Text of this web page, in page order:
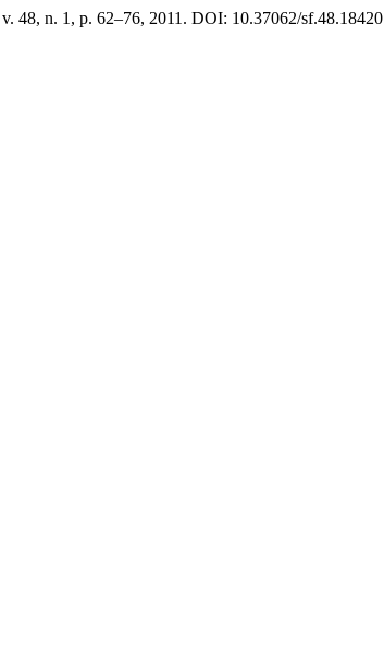
v. 48, n. 1, p. 62–76, 2011. DOI: 10.37062/